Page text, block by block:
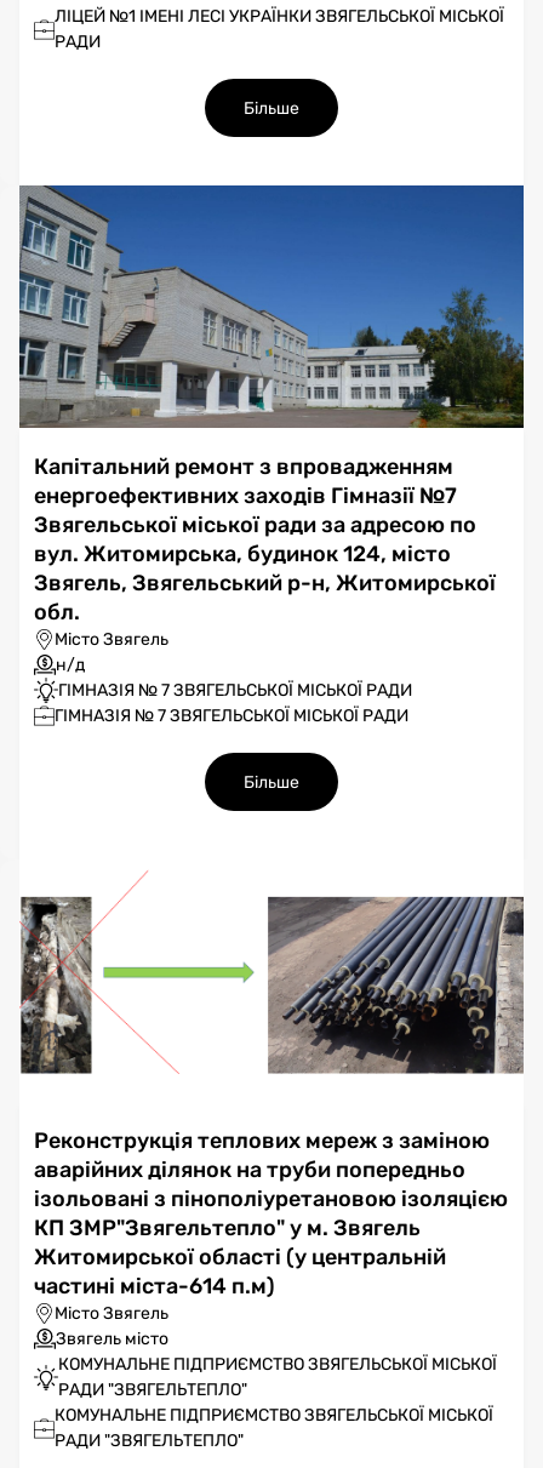
ЛІЦЕЙ №1 ІМЕНІ ЛЕСІ УКРАЇНКИ ЗВЯГЕЛЬСЬКОЇ МІСЬКОЇ
РАДИ
Більше
Капітальний ремонт з впровадженням
енергоефективних заходів Гімназії №7
Звягельської міської ради за адресою по
вул. Житомирська, будинок 124, місто
Звягель, Звягельський р-н, Житомирської
обл.
Місто Звягель
н/д
ГІМНАЗІЯ № 7 ЗВЯГЕЛЬСЬКОЇ МІСЬКОЇ РАДИ
ГІМНАЗІЯ № 7 ЗВЯГЕЛЬСЬКОЇ МІСЬКОЇ РАДИ
Більше
Реконструкція теплових мереж з заміною
аварійних ділянок на труби попередньо
ізольовані з пінополіуретановою ізоляцією
КП ЗМР"Звягельтепло" у м. Звягель
Житомирської області (у центральній
частині міста-614 п.м)
Місто Звягель
Звягель місто
КОМУНАЛЬНЕ ПІДПРИЄМСТВО ЗВЯГЕЛЬСЬКОЇ МІСЬКОЇ
РАДИ "ЗВЯГЕЛЬТЕПЛО"
КОМУНАЛЬНЕ ПІДПРИЄМСТВО ЗВЯГЕЛЬСЬКОЇ МІСЬКОЇ
РАДИ "ЗВЯГЕЛЬТЕПЛО"